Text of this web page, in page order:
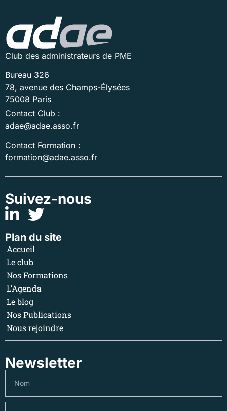
Club des administrateurs de PME
Bureau 326
78, avenue des Champs-Élysées
75008 Paris
Contact Club :
adae@adae.asso.fr
Contact Formation :
formation@adae.asso.fr
Suivez-nous
Plan du site
Accueil
Le club
Nos Formations
L’Agenda
Le blog
Nos Publications
Nous rejoindre
Newsletter